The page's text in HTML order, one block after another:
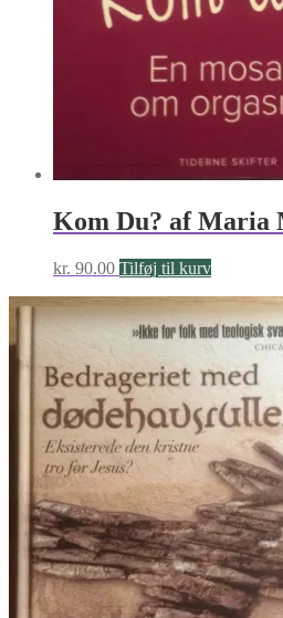
Kom Du? af Maria
kr. 90.00 Tilføj til kurv